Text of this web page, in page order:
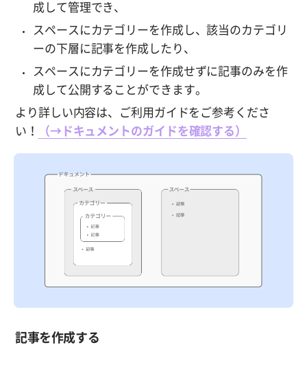
成して管理でき、
スペースにカテゴリーを作成し、該当のカテゴリ
ーの下層に記事を作成したり、
スペースにカテゴリーを作成せずに記事のみを作
成して公開することができます。
より詳しい内容は、ご利用ガイドをご参考くださ
い！
（→ドキュメントのガイドを確認する）
記事を作成する